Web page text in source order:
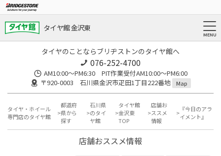
タイヤ館 金沢東
タイヤのことならブリヂストンのタイヤ館へ
076-252-4700
AM10:00～PM6:30 PIT作業受付AM10:00～PM6:00
〒920-0003 石川県金沢市疋田1丁目222番地
Map
タイヤ・ホイール
専門店のタイヤ館
都道府
県から
探す
石川県
のタイ
ヤ館
タイヤ館
金沢東
TOP
店舗お
ススメ
情報
『今日のアラ
イメント』
店舗おススメ情報